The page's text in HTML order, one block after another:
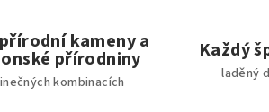
kameny a
přírodniny
kombinacích
Každý
laděný